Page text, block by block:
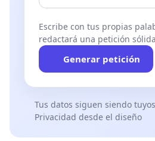
Escribe con tus propias
redactará una petición
Generar petición
Tus datos siguen siendo tuyos
Privacidad desde el diseño